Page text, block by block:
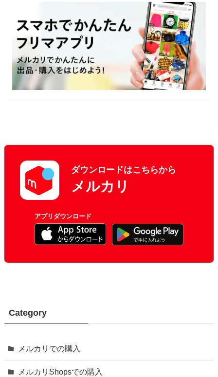
ダウンロードはこちらから
メルカリ
アプリダウンロード
Category
メルカリでの購入
メルカリShopsでの購入